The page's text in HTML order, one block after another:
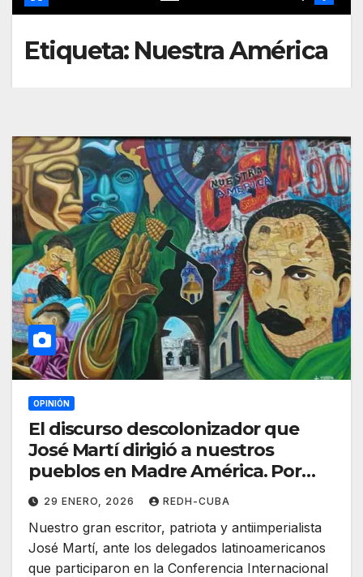
Etiqueta: Nuestra América
OPINIÓN
El discurso descolonizador que
José Martí dirigió a nuestros
pueblos en Madre América. Por
Wolfgang R. Vicent Vielma
29 ENERO, 2026 REDH-CUBA
Nuestro gran escritor, patriota y antiimperialista
José Martí, ante los delegados latinoamericanos
que participaron en la Conferencia Internacional